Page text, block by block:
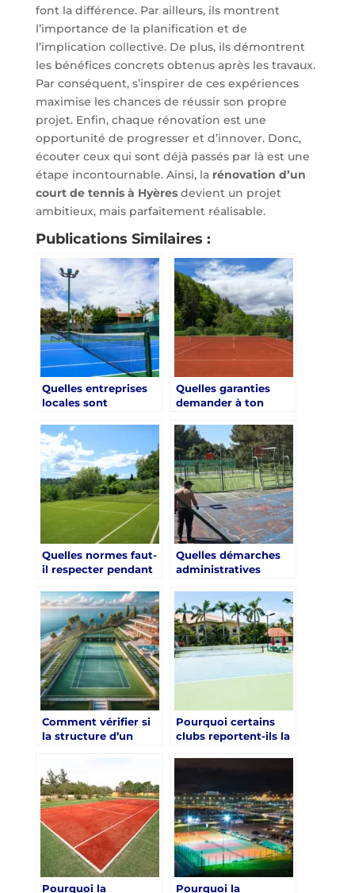
font la différence. Par ailleurs, ils montrent
l’importance de la planification et de
l’implication collective. De plus, ils démontrent
les bénéfices concrets obtenus après les travaux.
Par conséquent, s’inspirer de ces expériences
maximise les chances de réussir son propre
projet. Enfin, chaque rénovation est une
opportunité de progresser et d’innover. Donc,
écouter ceux qui sont déjà passés par là est une
étape incontournable. Ainsi, la rénovation d’un
court de tennis à Hyèresdevient un projet
ambitieux, mais parfaitement réalisable.
Publications Similaires :
Quelles entreprises
locales sont
rénovation court de
tennis à Hyères ?
Quelles garanties
demander à ton
rénovation court de
tennis à Hyères ?
Quelles normes faut-
il respecter pendant
de tennis à Hyères ?
Quelles démarches
administratives
rénovation court de
tennis à Hyères ?
Comment vérifier si
la structure d’un
rénovation court de
tennis à Hyères ?
Pourquoi certains
clubs reportent-ils la
abîmées ?
Pourquoi la Pourquoi la